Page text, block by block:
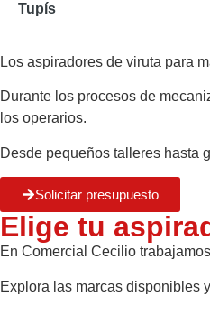
Tupís
Los aspiradores de viruta para
Durante los procesos de
los operarios.
Desde pequeños talleres hasta
Solicitar presupuesto
Elige tu
En Comercial Cecilio
Explora las marcas disponibles